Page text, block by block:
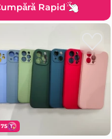
Rapid